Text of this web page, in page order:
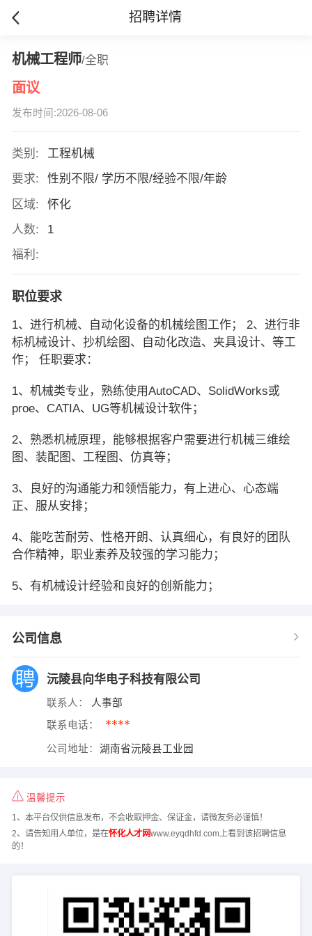
招聘详情
机械工程师/全职
面议
发布时间:2026-08-06
类别:
工程机械
要求:
性别不限/ 学历不限/经验不限/年龄
区域:
怀化
人数:
1
福利:
职位要求
1、进行机械、自动化设备的机械绘图工作； 2、进行非
标机械设计、抄机绘图、自动化改造、夹具设计、等工
作； 任职要求：
1、机械类专业，熟练使用AutoCAD、SolidWorks或
proe、CATIA、UG等机械设计软件；
2、熟悉机械原理，能够根据客户需要进行机械三维绘
图、装配图、工程图、仿真等；
3、良好的沟通能力和领悟能力，有上进心、心态端
正、服从安排；
4、能吃苦耐劳、性格开朗、认真细心，有良好的团队
合作精神，职业素养及较强的学习能力；
5、有机械设计经验和良好的创新能力；
公司信息
沅陵县向华电子科技有限公司
联系人： 人事部
联系电话： ****
公司地址： 湖南省沅陵县工业园
温馨提示
1、本平台仅供信息发布，不会收取押金、保证金，请微友务必谨慎！
2、请告知用人单位，是在怀化人才网www.eyqdhfd.com上看到该招聘信息
的！